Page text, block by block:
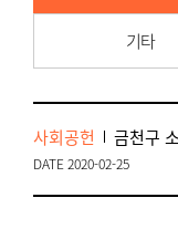
기타
사회공헌 금천구
DATE 2020-02-25